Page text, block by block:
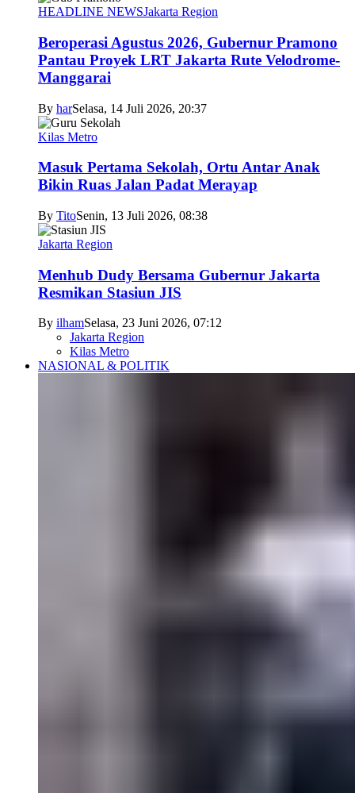
HEADLINE NEWSJakarta Region
Beroperasi Agustus 2026, Gubernur Pramono
Pantau Proyek LRT Jakarta Rute Velodrome-
Manggarai
By harSelasa, 14 Juli 2026, 20:37
Kilas Metro
Masuk Pertama Sekolah, Ortu Antar Anak
Bikin Ruas Jalan Padat Merayap
By TitoSenin, 13 Juli 2026, 08:38
Jakarta Region
Menhub Dudy Bersama Gubernur Jakarta
Resmikan Stasiun JIS
By ilhamSelasa, 23 Juni 2026, 07:12
Jakarta Region
Kilas Metro
NASIONAL & POLITIK